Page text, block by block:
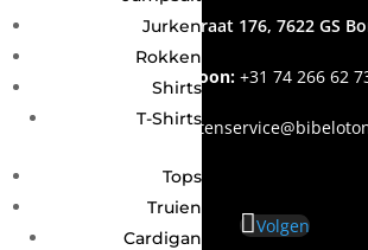
Jurken
Rokken
Shirts
T-Shirts
Tops
Truien
Cardigan
Grotestraat 176, 7622 GS
Telefoon: +31 74 266 62
Email:
Volgen